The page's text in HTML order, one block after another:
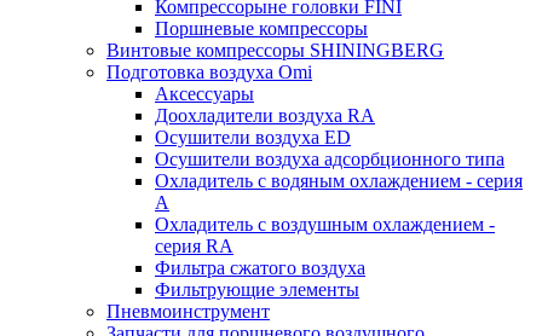
Компрессорыне головки FINI
Поршневые компрессоры
Винтовые компрессоры SHININGBERG
Подготовка воздуха Omi
Аксессуары
Доохладители воздуха RA
Осушители воздуха ED
Осушители воздуха адсорбционного типа
Охладитель с водяным охлаждением - серия
A
Охладитель с воздушным охлаждением -
серия RA
Фильтра сжатого воздуха
Фильтрующие элементы
Пневмоинструмент